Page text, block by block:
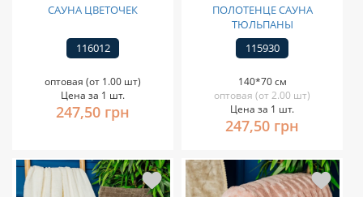
САУНА ЦВЕТОЧЕК
116012
оптовая (от 1.00 шт)
Цена за 1 шт.
247,50 грн
ПОЛОТЕНЦЕ САУНА
ТЮЛЬПАНЫ
115930
140*70 см
оптовая (от 2.00 шт)
Цена за 1 шт.
247,50 грн